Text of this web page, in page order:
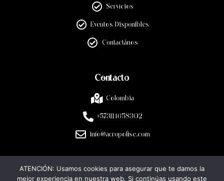
Servicios
Eventos Disponibles
Contactános
Contacto
Colombia
+573114658302
info@acropolise.com
Legal
ATENCIÓN: Usamos cookies para asegurar que te damos la
mejor experiencia en nuestra web. Si continúas usando este